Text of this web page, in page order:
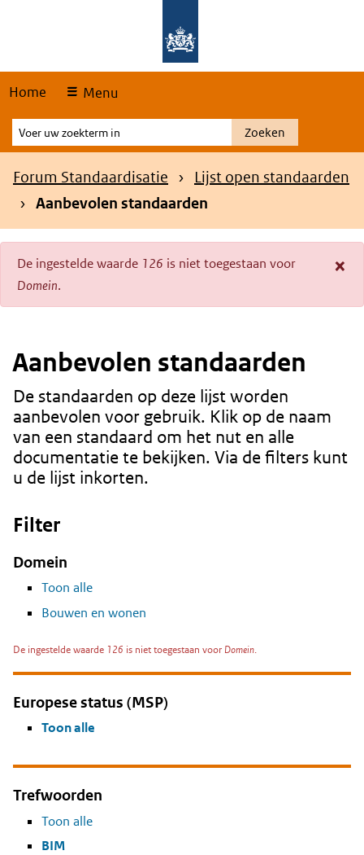
Home Menu
Voer
uw
zoekterm
Zoeken
Kruimelpad
Forum Standaardisatie
Lijst open standaarden
Aanbevolen standaarden
×
Foutmelding
De ingestelde waarde 126 is niet toegestaan voor
Domein.
Aanbevolen standaarden
Content
De standaarden op deze lijst worden
aanbevolen voor gebruik. Klik op de naam
van een standaard om het nut en alle
documentatie te bekijken. Via de filters kunt
u de lijst inkorten.
Filter
Domein
Toon alle
Bouwen en wonen
De ingestelde waarde 126 is niet toegestaan voor Domein.
Europese status (MSP)
Toon alle
Trefwoorden
Toon alle
BIM